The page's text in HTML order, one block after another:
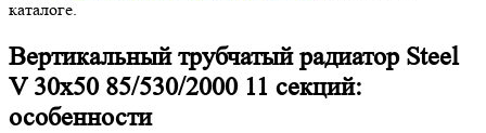
каталоге.
Вертикальный трубчатый радиатор Steel
V 30х50 85/530/2000 11 секций:
особенности